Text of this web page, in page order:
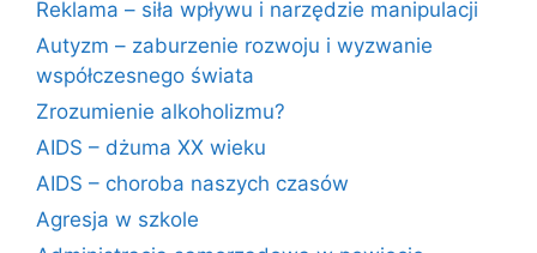
Reklama – siła wpływu i narzędzie manipulacji
Autyzm – zaburzenie rozwoju i wyzwanie
współczesnego świata
Zrozumienie alkoholizmu?
AIDS – dżuma XX wieku
AIDS – choroba naszych czasów
Agresja w szkole